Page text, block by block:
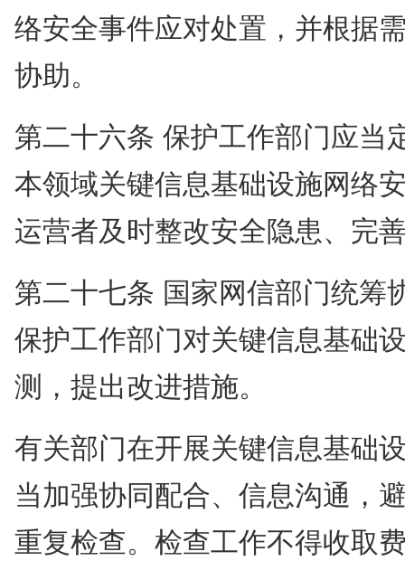
络安全事件应对处置，并根据
协助。
第二十六条 保护工作部门应当
本领域关键信息基础设施网络
运营者及时整改安全隐患、完
第二十七条 国家网信部门统筹
保护工作部门对关键信息基础
测，提出改进措施。
有关部门在开展关键信息基础
当加强协同配合、信息沟通，
重复检查。检查工作不得收取